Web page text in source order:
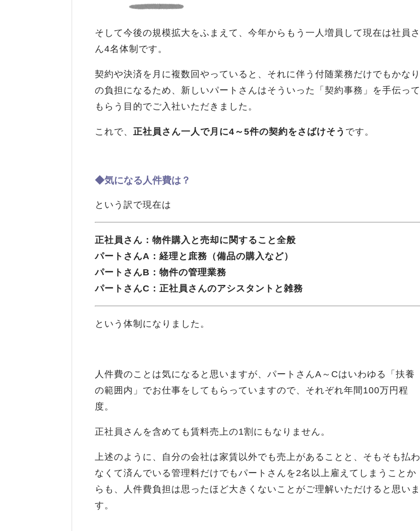
そして今後の規模拡大をふまえて、今年からもう一人増員して現在は社員さ
ん4名体制です。
契約や決済を月に複数回やっていると、それに伴う付随業務だけでもかなり
の負担になるため、新しいパートさんはそういった「契約事務」を手伝って
もらう目的でご入社いただきました。
これで、 正社員さん一人で月に4～5件の契約をさばけそう です。
◆気になる人件費は？
という訳で現在は
正社員さん：物件購入と売却に関すること全般
パートさんA：経理と庶務（備品の購入など）
パートさんB：物件の管理業務
パートさんC：正社員さんのアシスタントと雑務
という体制になりました。
人件費のことは気になると思いますが、パートさんA～Cはいわゆる「扶養
の範囲内」でお仕事をしてもらっていますので、それぞれ年間100万円程
度。
正社員さんを含めても賃料売上の1割にもなりません。
上述のように、自分の会社は家賃以外でも売上があることと、そもそも払わ
なくて済んでいる管理料だけでもパートさんを2名以上雇えてしまうことか
らも、人件費負担は思ったほど大きくないことがご理解いただけると思いま
す。